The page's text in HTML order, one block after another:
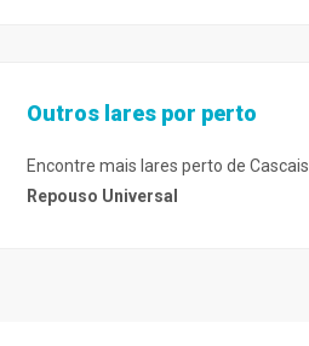
Outros lares por perto
Encontre mais lares perto de Cascais
Repouso Universal